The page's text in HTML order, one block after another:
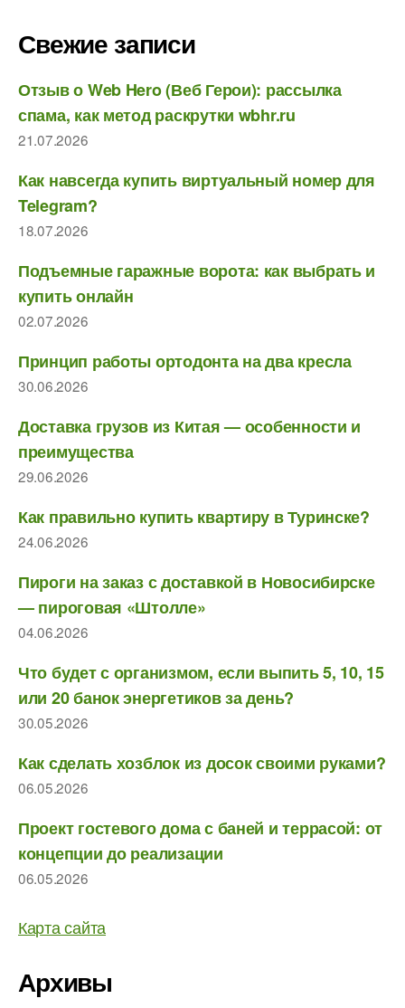
Свежие записи
Отзыв о Web Hero (Веб Герои): рассылка
спама, как метод раскрутки wbhr.ru
21.07.2026
Как навсегда купить виртуальный номер для
Telegram?
18.07.2026
Подъемные гаражные ворота: как выбрать и
купить онлайн
02.07.2026
Принцип работы ортодонта на два кресла
30.06.2026
Доставка грузов из Китая — особенности и
преимущества
29.06.2026
Как правильно купить квартиру в Туринске?
24.06.2026
Пироги на заказ с доставкой в Новосибирске
— пироговая «Штолле»
04.06.2026
Что будет с организмом, если выпить 5, 10, 15
или 20 банок энергетиков за день?
30.05.2026
Как сделать хозблок из досок своими руками?
06.05.2026
Проект гостевого дома с баней и террасой: от
концепции до реализации
06.05.2026
Карта сайта
Архивы